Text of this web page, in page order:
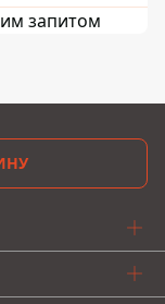
запитом